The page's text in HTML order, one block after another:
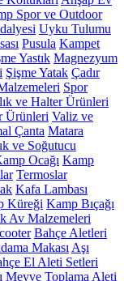
Spor ve Outdoor
Uyku Tulumu
Pusula Kampet
Yastık Magnezyum
Şişme Yatak Çadır
Spor
ve Halter Ürünleri
Ürünleri Valiz ve
Çanta Matara
ve Soğutucu
Ocağı Kamp
Termoslar
Kafa Lambası
Küreği Kamp Bıçağı
Av Malzemeleri
Bahçe Aletleri
Makası Aşı
El Aleti Setleri
Meyve Toplama Aleti